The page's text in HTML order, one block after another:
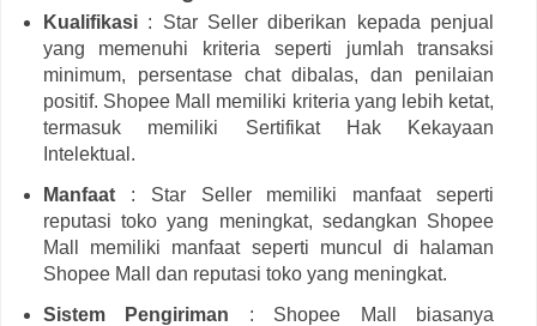
Kualifikasi: Star Seller diberikan kepada penjual
yang memenuhi kriteria seperti jumlah transaksi
minimum, persentase chat dibalas, dan penilaian
positif. Shopee Mall memiliki kriteria yang lebih ketat,
termasuk memiliki Sertifikat Hak Kekayaan
Intelektual.
Manfaat: Star Seller memiliki manfaat seperti
reputasi toko yang meningkat, sedangkan Shopee
Mall memiliki manfaat seperti muncul di halaman
Shopee Mall dan reputasi toko yang meningkat.
Sistem Pengiriman : Shopee Mall biasanya